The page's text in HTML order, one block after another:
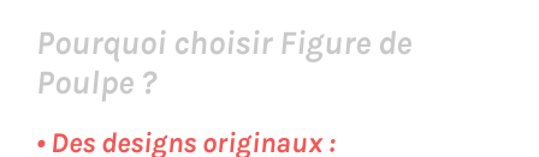
Pourquoi choisir Figure de
Poulpe ?
• Des designs originaux :